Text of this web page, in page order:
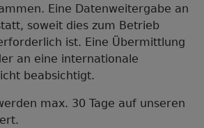
Eine Datenweitergabe an
soweit dies zum Betrieb
ist. Eine Übermittlung
an eine internationale
beabsichtigt.
max. 30 Tage auf unseren